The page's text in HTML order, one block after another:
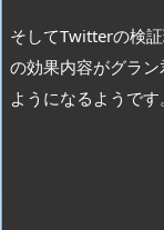
そしてTwitterの検
の効果内容がグラ
ようになるようです